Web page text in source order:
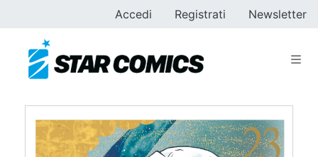
Accedi Registrati Newsletter